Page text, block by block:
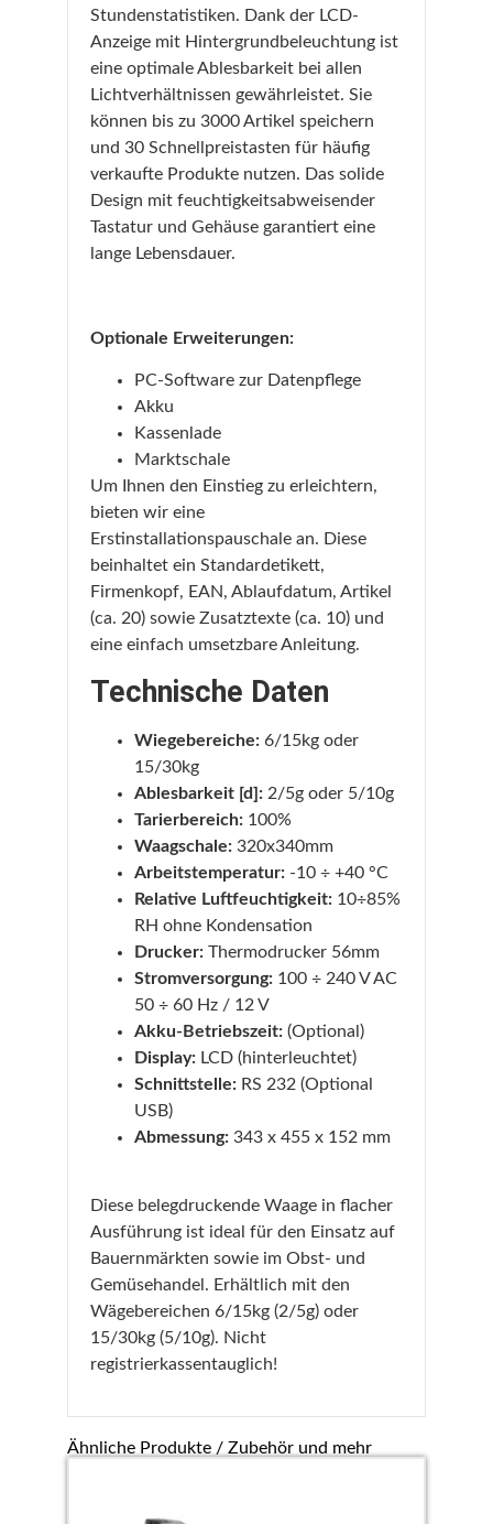
Stundenstatistiken. Dank der LCD-
Anzeige mit Hintergrundbeleuchtung ist
eine optimale Ablesbarkeit bei allen
Lichtverhältnissen gewährleistet. Sie
können bis zu 3000 Artikel speichern
und 30 Schnellpreistasten für häufig
verkaufte Produkte nutzen. Das solide
Design mit feuchtigkeitsabweisender
Tastatur und Gehäuse garantiert eine
lange Lebensdauer.
Optionale Erweiterungen:
PC-Software zur Datenpflege
Akku
Kassenlade
Marktschale
Um Ihnen den Einstieg zu erleichtern,
bieten wir eine
Erstinstallationspauschale an. Diese
beinhaltet ein Standardetikett,
Firmenkopf, EAN, Ablaufdatum, Artikel
(ca. 20) sowie Zusatztexte (ca. 10) und
eine einfach umsetzbare Anleitung.
Technische Daten
Wiegebereiche:6/15kg oder
15/30kg
Ablesbarkeit [d]:2/5g oder 5/10g
Tarierbereich:100%
Waagschale:320x340mm
Arbeitstemperatur:-10 ÷ +40 °C
Relative Luftfeuchtigkeit:10÷85%
RH ohne Kondensation
Drucker:Thermodrucker 56mm
Stromversorgung:100 ÷ 240 V AC
50 ÷ 60 Hz / 12 V
Akku-Betriebszeit:(Optional)
Display:LCD (hinterleuchtet)
Schnittstelle:RS 232 (Optional
USB)
Abmessung:343 x 455 x 152 mm
Diese belegdruckende Waage in flacher
Ausführung ist ideal für den Einsatz auf
Bauernmärkten sowie im Obst- und
Gemüsehandel. Erhältlich mit den
Wägebereichen 6/15kg (2/5g) oder
15/30kg (5/10g). Nicht
registrierkassentauglich!
Ähnliche Produkte / Zubehör und mehr